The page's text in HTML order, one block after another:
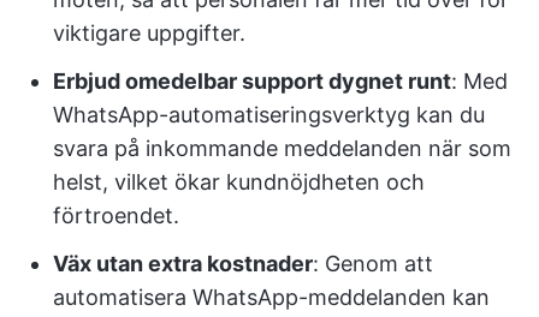
viktigare uppgifter.
Erbjud omedelbar support dygnet runt: Med
WhatsApp-automatiseringsverktyg kan du
svara på inkommande meddelanden när som
helst, vilket ökar kundnöjdheten och
förtroendet.
Väx utan extra kostnader: Genom att
automatisera WhatsApp-meddelanden kan